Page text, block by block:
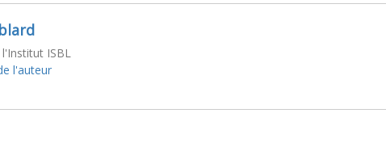
ISBL
l'auteur